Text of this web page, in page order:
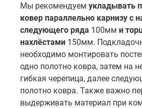
Мы рекомендуемукладывать
ковер параллельно карнизу с
следующего ряда 100мми
нахлёстами 150мм.
необходимо монтировать
одно полотно ковра, затем на
гибкая черепица, далее
полотно ковра. Также важно
выдерживать материал при